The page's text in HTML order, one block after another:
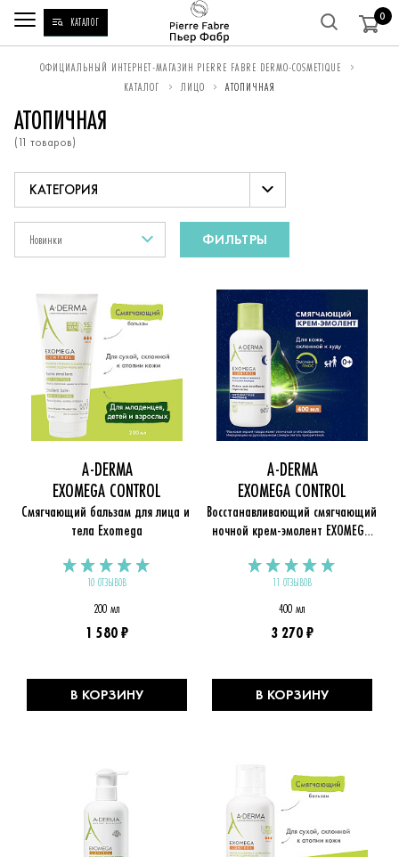
КАТАЛОГ 0
ВЫ
НАХОДИТЕСЬ
ЗДЕСЬ:
ОФИЦИАЛЬНЫЙ ИНТЕРНЕТ-МАГАЗИН PIERRE FABRE DERMO-COSMETIQUE
КАТАЛОГ
ЛИЦО АТОПИЧНАЯ
АТОПИЧНАЯ
(11 товаров)
Новинки ФИЛЬТРЫ
A-DERMA
EXOMEGA CONTROL
Смягчающий бальзам для лица и
тела Exomega
10 ОТЗЫВОВ
200 мл
1 580 ₽
В КОРЗИНУ
A-DERMA
EXOMEGA CONTROL
Восстанавливающий смягчающий
ночной крем-эмолент EXOMEGA
11 ОТЗЫВОВ
400 мл
3 270 ₽
В КОРЗИНУ